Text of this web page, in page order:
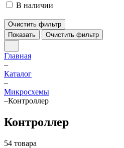
В наличии
Очистить фильтр
Показать
Очистить фильтр
Главная
–
Каталог
–
Микросхемы
–Контроллер
Контроллер
54 товара